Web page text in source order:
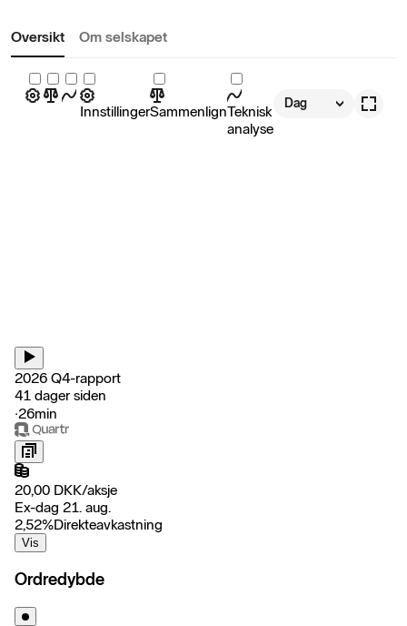
Oversikt Om selskapet
InnstillingerSammenlignTeknisk
analyse
Dag
2026 Q4-rapport
41 dager siden
‧26min
20,00 DKK/aksje
Ex-dag 21. aug.
2,52%Direkteavkastning
Vis
Ordredybde